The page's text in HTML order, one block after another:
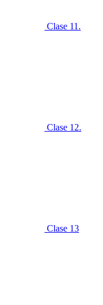
Clase 11.
Clase 12.
Clase 13